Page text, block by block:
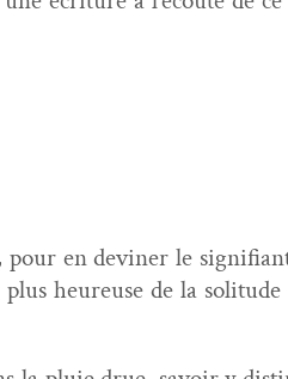
en devin­er le
heureuse de la